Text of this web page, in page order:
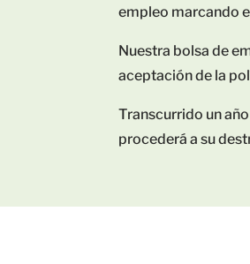
empleo marcando
Nuestra bolsa de
aceptación de la
Transcurrido un
procederá a su